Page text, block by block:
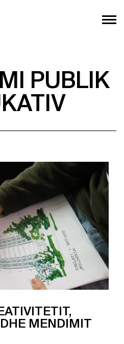
PUBLIK
MENDIMIT